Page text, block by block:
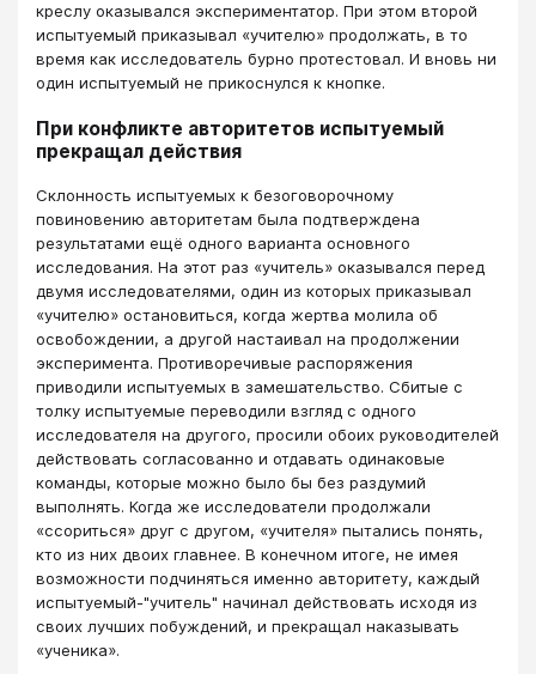
креслу оказывался экспериментатор. При этом второй
испытуемый приказывал «учителю» продолжать, в то
время как исследователь бурно протестовал. И вновь ни
один испытуемый не прикоснулся к кнопке.
При конфликте авторитетов испытуемый
прекращал действия
Склонность испытуемых к безоговорочному
повиновению авторитетам была подтверждена
результатами ещё одного варианта основного
исследования. На этот раз «учитель» оказывался перед
двумя исследователями, один из которых приказывал
«учителю» остановиться, когда жертва молила об
освобождении, а другой настаивал на продолжении
эксперимента. Противоречивые распоряжения
приводили испытуемых в замешательство. Сбитые с
толку испытуемые переводили взгляд с одного
исследователя на другого, просили обоих руководителей
действовать согласованно и отдавать одинаковые
команды, которые можно было бы без раздумий
выполнять. Когда же исследователи продолжали
«ссориться» друг с другом, «учителя» пытались понять,
кто из них двоих главнее. В конечном итоге, не имея
возможности подчиняться именно авторитету, каждый
испытуемый-"учитель" начинал действовать исходя из
своих лучших побуждений, и прекращал наказывать
«ученика».